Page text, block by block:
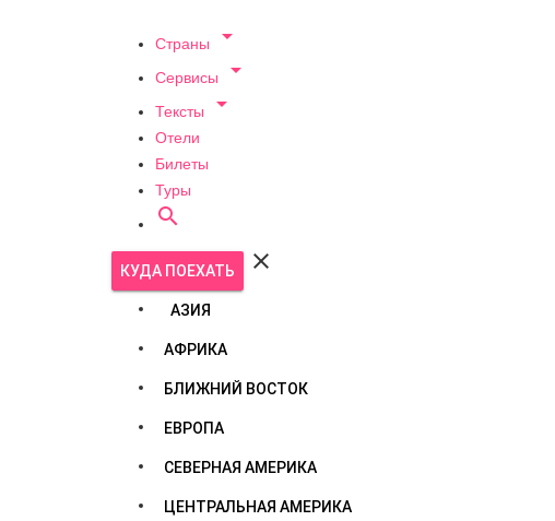
Страны 
Сервисы 
Тексты 
Отели
Билеты
Туры

КУДА ПОЕХАТЬ 
АЗИЯ
АФРИКА
БЛИЖНИЙ ВОСТОК
ЕВРОПА
СЕВЕРНАЯ АМЕРИКА
ЦЕНТРАЛЬНАЯ АМЕРИКА